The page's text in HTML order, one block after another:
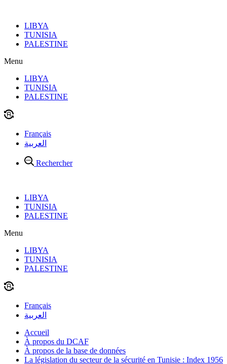
contenuLIBYA
TUNISIA
PALESTINE
Menu
LIBYA
TUNISIA
PALESTINE
Français
العربية
Rechercher
LIBYA
TUNISIA
PALESTINE
Menu
LIBYA
TUNISIA
PALESTINE
Français
العربية
Accueil
À propos du DCAF
À propos de la base de données
La législation du secteur de la sécurité en Tunisie : Index 1956